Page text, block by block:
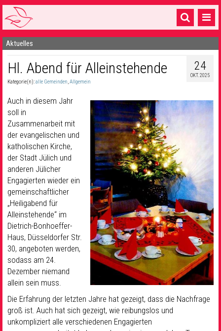
Startseite
1 Pfarrei
16 Gemeinden & mehr
Gottesdienste & Sinnsuche
Sakramente & Feste
Gemeinschaft & Soziales
Musik & Kultur
Seelsorge & Kontakt
Aktuelles
24
OKT. 2025
Hl. Abend für Alleinstehende
Kategorie(n):alle Gemeinden,Allgemein
Auch in diesem Jahr
soll in
Zusammenarbeit mit
der evangelischen und
katholischen Kirche,
der Stadt Jülich und
anderen Jülicher
Engagierten wieder ein
gemeinschaftlicher
„Heiligabend für
Alleinstehende“ im
Dietrich-Bonhoeffer-
Haus, Düsseldorfer Str.
30, angeboten werden,
sodass am 24.
Dezember niemand
allein sein muss.
Die Erfahrung der letzten Jahre hat gezeigt, dass die Nachfrage
groß ist. Auch hat sich gezeigt, wie reibungslos und
unkompliziert alle verschiedenen Engagierten